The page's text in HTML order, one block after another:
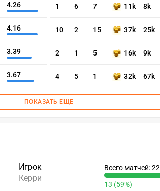
4.26
4.16
3.39
3.67
1 6 7 11k 8k
10 2 15 37k 25k
2 1 5 16k 9k
4 5 1 32k 67k
ПОКАЗАТЬ ЕЩЕ
Игрок
Керри
Всего матчей: 22
13 (59%)